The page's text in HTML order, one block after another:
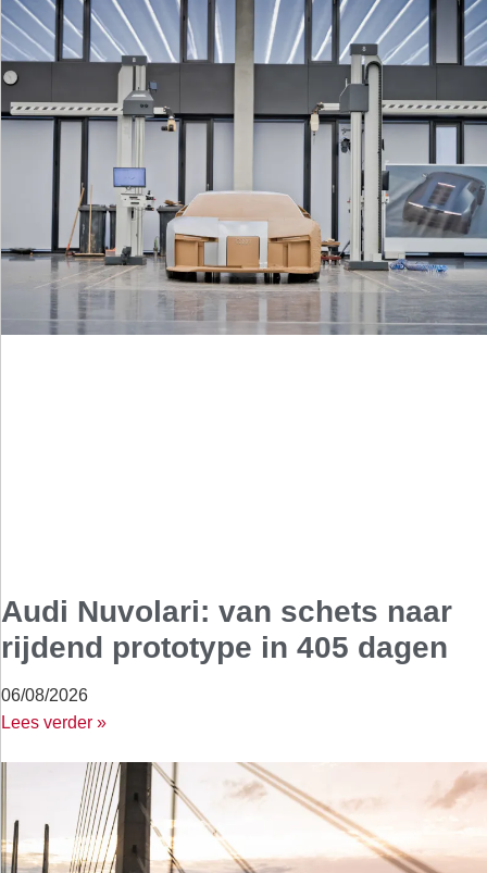
Audi Nuvolari: van schets naar
rijdend prototype in 405 dagen
06/08/2026
Lees verder »